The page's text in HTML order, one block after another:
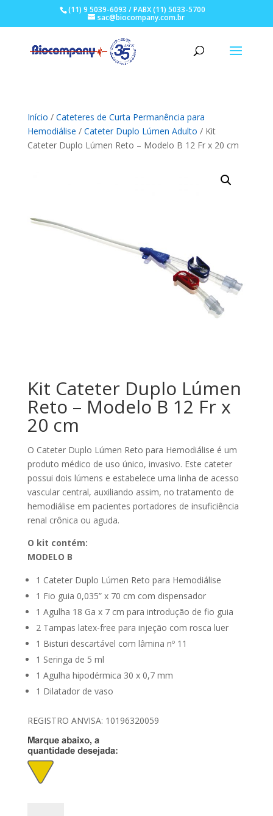
(11) 9 5039-6093 / PABX (11) 5033-5700
sac@biocompany.com.br
Início / Cateteres de Curta Permanência para
Hemodiálise / Cateter Duplo Lúmen Adulto / Kit
Cateter Duplo Lúmen Reto – Modelo B 12 Fr x 20 cm
Kit Cateter Duplo Lúmen
Reto – Modelo B 12 Fr x
20 cm
O Cateter Duplo Lúmen Reto para Hemodiálise é um
produto médico de uso único, invasivo. Este cateter
possui dois lúmens e estabelece uma linha de acesso
vascular central, auxiliando assim, no tratamento de
hemodiálise em pacientes portadores de insuficiência
renal crônica ou aguda.
O kit contém:
MODELO B
1 Cateter Duplo Lúmen Reto para Hemodiálise
1 Fio guia 0,035” x 70 cm com dispensador
1 Agulha 18 Ga x 7 cm para introdução de fio guia
2 Tampas latex-free para injeção com rosca luer
1 Bisturi descartável com lâmina nº 11
1 Seringa de 5 ml
1 Agulha hipodérmica 30 x 0,7 mm
1 Dilatador de vaso
REGISTRO ANVISA: 10196320059